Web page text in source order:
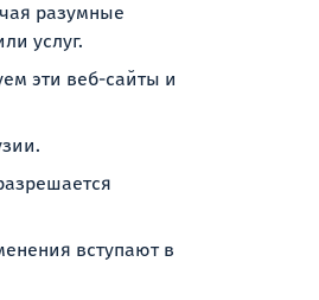
разумные
услуг.
эти веб-сайты и
вступают в